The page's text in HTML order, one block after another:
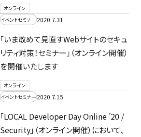
オンライン
イベントセミナー2020.7.31
「いま改めて見直すWebサイトのセキュ
リティ対策！セミナー」（オンライン開催）
を開催いたします
オンライン
イベントセミナー2020.7.15
「LOCAL Developer Day Online ’20 /
Security」（オンライン開催）において、